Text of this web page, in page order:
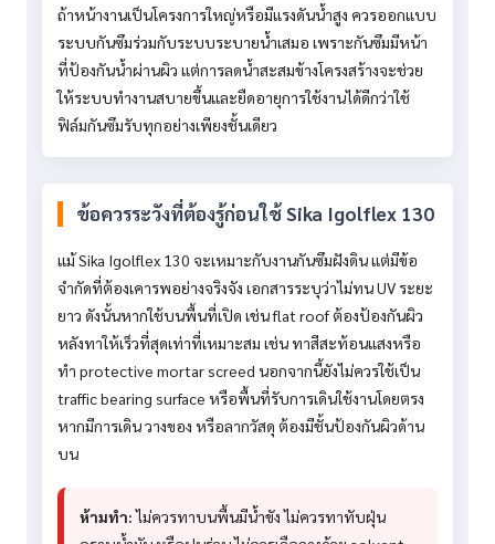
ถ้าหน้างานเป็นโครงการใหญ่หรือมีแรงดันน้ำสูง ควรออกแบบ
ระบบกันซึมร่วมกับระบบระบายน้ำเสมอ เพราะกันซึมมีหน้า
ที่ป้องกันน้ำผ่านผิว แต่การลดน้ำสะสมข้างโครงสร้างจะช่วย
ให้ระบบทำงานสบายขึ้นและยืดอายุการใช้งานได้ดีกว่าใช้
ฟิล์มกันซึมรับทุกอย่างเพียงชั้นเดียว
ข้อควรระวังที่ต้องรู้ก่อนใช้ Sika Igolflex 130
แม้ Sika Igolflex 130 จะเหมาะกับงานกันซึมฝังดิน แต่มีข้อ
จำกัดที่ต้องเคารพอย่างจริงจัง เอกสารระบุว่าไม่ทน UV ระยะ
ยาว ดังนั้นหากใช้บนพื้นที่เปิด เช่น flat roof ต้องป้องกันผิว
หลังทาให้เร็วที่สุดเท่าที่เหมาะสม เช่น ทาสีสะท้อนแสงหรือ
ทำ protective mortar screed นอกจากนี้ยังไม่ควรใช้เป็น
traffic bearing surface หรือพื้นที่รับการเดินใช้งานโดยตรง
หากมีการเดิน วางของ หรือลากวัสดุ ต้องมีชั้นป้องกันผิวด้าน
บน
ห้ามทำ:ไม่ควรทาบนพื้นมีน้ำขัง ไม่ควรทาทับฝุ่น